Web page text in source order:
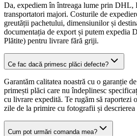
Da, expediem în întreaga lume prin DHL,
transportatori majori. Costurile de
greutății pachetului, dimensiunilor și
documentația de export și putem expedia
Plătite) pentru livrare fără griji.
Ce fac dacă primesc plăci defecte?
Garantăm calitatea noastră cu o garanție
primești plăci care nu îndeplinesc
cu livrare expedită. Te rugăm să raportezi
zile de la primire cu fotografii și
Cum pot urmări comanda mea?